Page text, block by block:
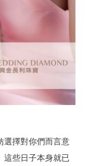
選擇對你們而言意
這些日子本身就已